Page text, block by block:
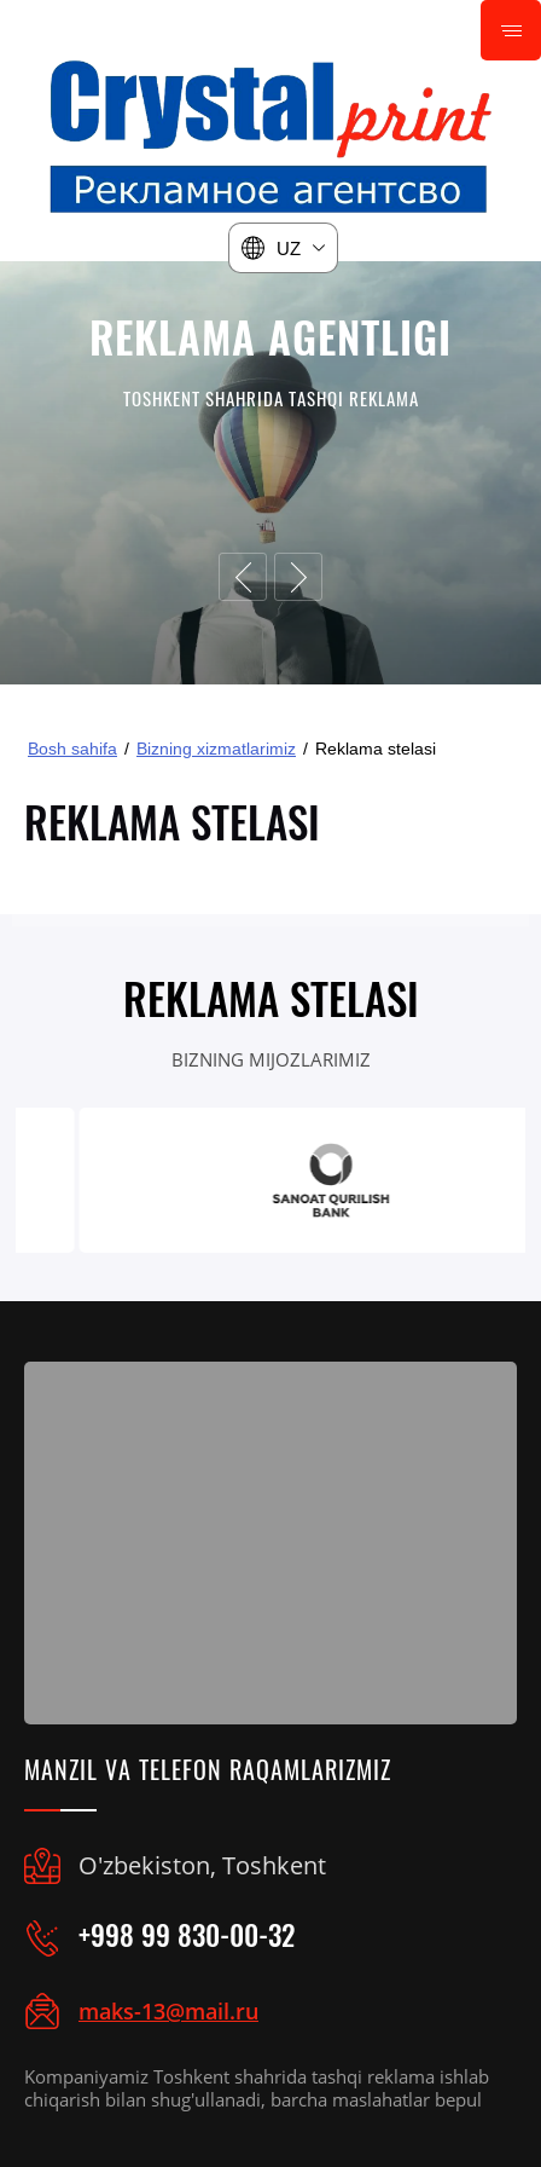
UZ
REKLAMA AGENTLIGI
TOSHKENT SHAHRIDA TASHQI REKLAMA
БУХГАЛТЕРСКОЕ
СОПРОВОЖДЕНИЕ ВАШЕГО
БИЗНЕСА
В МОСКВЕ И МО
Bosh sahifa / Bizning xizmatlarimiz / Reklama stelasi
REKLAMA STELASI
REKLAMA STELASI
BIZNING MIJOZLARIMIZ
MANZIL VA TELEFON RAQAMLARIZMIZ
O'zbekiston, Toshkent
+998 99 830-00-32
maks-13@mail.ru
Kompaniyamiz Toshkent shahrida tashqi reklama ishlab
chiqarish bilan shug'ullanadi, barcha maslahatlar bepul